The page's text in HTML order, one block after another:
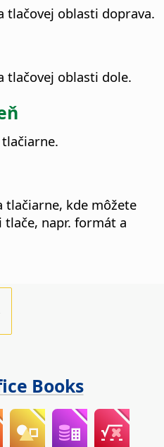
tlačovej oblasti doprava.
tlačovej oblasti dole.
tlačiarne, kde môžete
napr. formát a
Books